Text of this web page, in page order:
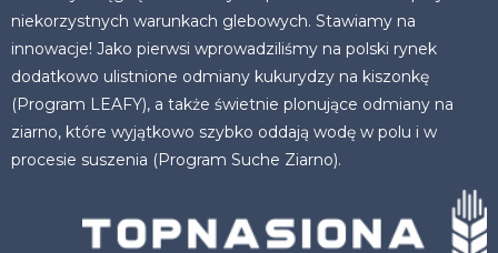
niekorzystnych warunkach glebowych. Stawiamy na
innowacje! Jako pierwsi wprowadziliśmy na polski rynek
dodatkowo ulistnione odmiany kukurydzy na kiszonkę
(Program LEAFY), a także świetnie plonujące odmiany na
ziarno, które wyjątkowo szybko oddają wodę w polu i w
procesie suszenia (Program Suche Ziarno).